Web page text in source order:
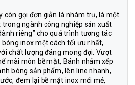
còn gọi đơn giản là nhám trụ, là một
trong ngành công nghiệp sản xuất
riêng” cho quá trình tương tác
inox một cách tối ưu nhất,
chất lượng đáng mong đợi. Vượt
mài mòn bề mặt, Bánh nhám xếp
bóng sản phẩm, lên line nhanh,
đem lại bề mặt inox mới mẻ,